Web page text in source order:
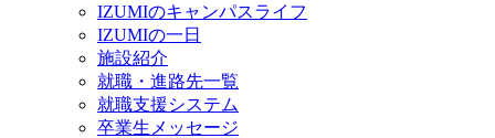
IZUMIのキャンパスライフ
IZUMIの一日
施設紹介
就職・進路先一覧
就職支援システム
卒業生メッセージ